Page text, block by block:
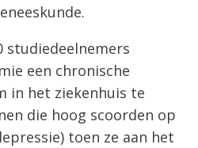
studiedeelnemers
een chronische
in het ziekenhuis te
die hoog scoorden op
toen ze aan het